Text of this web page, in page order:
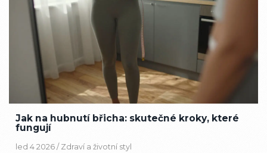
Jak na hubnutí břicha: skutečné kroky, které
fungují
led 4 2026 / Zdraví a životní styl